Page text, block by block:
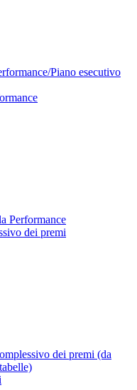
Piano esecutivo
Performance
dei premi
dei premi (da